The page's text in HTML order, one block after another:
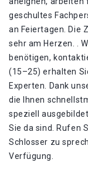
geschultes
an Feiertagen. Die
sehr am Herzen. .
benötigen,
(15–25) erhalten
Experten. Dank
die Ihnen
speziell
Sie da sind. Rufen
Schlosser zu
Verfügung.